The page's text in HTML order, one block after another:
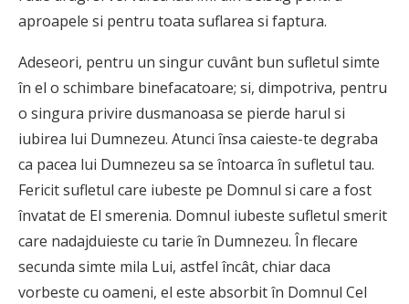
aproapele si pentru toata suflarea si faptura.
Adeseori, pentru un singur cuvânt bun sufletul simte
în el o schimbare binefacatoare; si, dimpotriva, pentru
o singura privire dusmanoasa se pierde harul si
iubirea lui Dumnezeu. Atunci însa caieste-te degraba
ca pacea lui Dumnezeu sa se întoarca în sufletul tau.
Fericit sufletul care iubeste pe Domnul si care a fost
învatat de El smerenia. Domnul iubeste sufletul smerit
care nadajduieste cu tarie în Dumnezeu. În flecare
secunda simte mila Lui, astfel încât, chiar daca
vorbeste cu oameni, el este absorbit în Domnul Cel